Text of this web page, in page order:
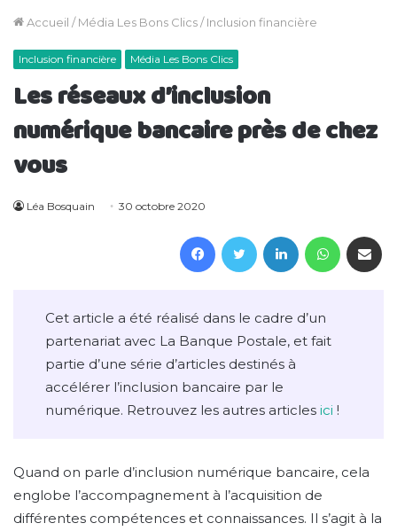
Accueil / Média Les Bons Clics/ Inclusion financière
Inclusion financière Média Les Bons Clics
Les réseaux d’inclusion
numérique bancaire près de chez
vous
Léa Bosquain 30 octobre 2020
FacebookTwitter Linkedin
Cet article a été réalisé dans le cadre d’un
partenariat avec La Banque Postale, et fait
partie d’une série d’articles destinés à
accélérer l’inclusion bancaire par le
numérique. Retrouvez les autres articles ici !
Quand on parle d’inclusion numérique bancaire, cela
englobe l’accompagnement à l’acquisition de
différentes compétences et connaissances. Il s’agit à la